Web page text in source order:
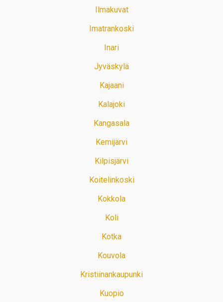
Ilmakuvat
Imatrankoski
Inari
Jyväskylä
Kajaani
Kalajoki
Kangasala
Kemijärvi
Kilpisjärvi
Koitelinkoski
Kokkola
Koli
Kotka
Kouvola
Kristiinankaupunki
Kuopio